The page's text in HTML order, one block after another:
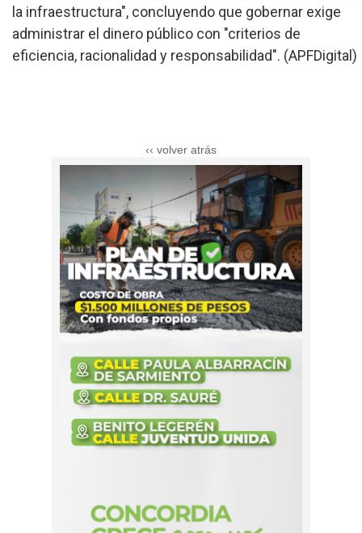
la infraestructura", concluyendo que gobernar exige
administrar el dinero público con "criterios de
eficiencia, racionalidad y responsabilidad". (APFDigital)
‹‹ volver atrás